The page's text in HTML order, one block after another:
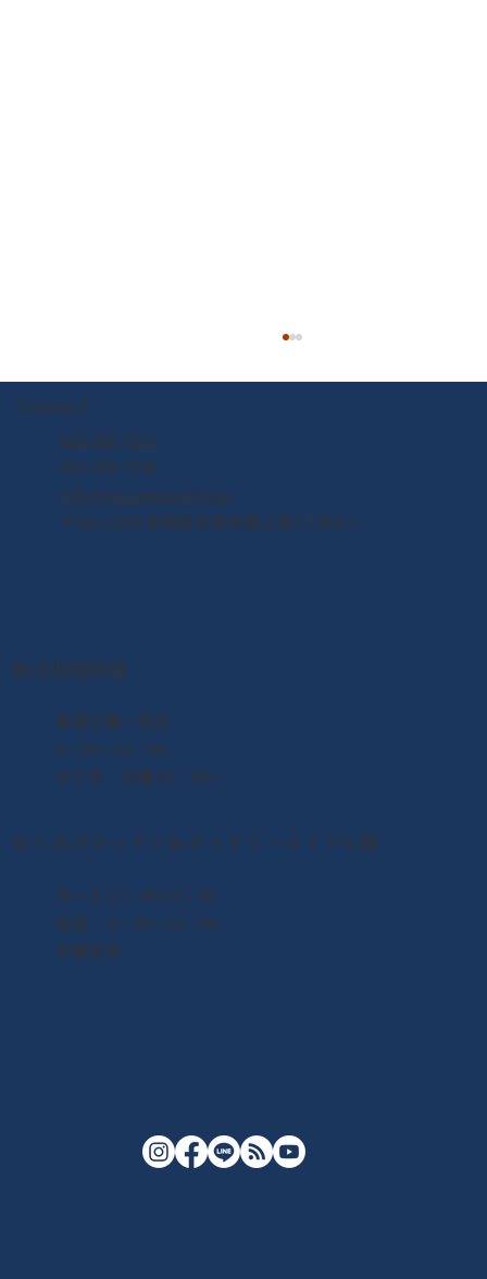
2026年5月営業カレンダー
Contact
022-395-7211
022-395-7235
info@yuriageasaichi.jp
〒981-1204 宮城県名取市閖上東3丁目5-1
朝市開場時間
​毎週日曜・祝日
6：00〜13：00
せり市 日曜 10：00〜
ゆりあげキッチン＆ギャラリーメイプル館
月〜土 10：00-16：00
日祝 6：00〜13：00
木曜定休